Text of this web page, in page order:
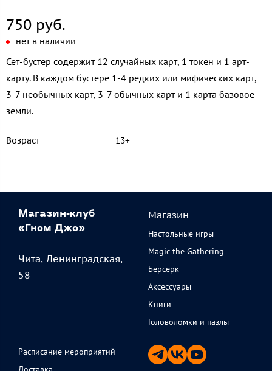
750 руб.
нет в наличии
Сет-бустер содержит 12 случайных карт, 1 токен и 1 арт-
карту. В каждом бустере 1-4 редких или мифических карт,
3-7 необычных карт, 3-7 обычных карт и 1 карта базовое
земли.
Возраст 13+
Магазин-клуб
«Гном Джо»
Чита, Ленинградская,
58
Магазин
Настольные игры
Magic the Gathering
Берсерк
Аксессуары
Книги
Головоломки и пазлы
Расписание мероприятий